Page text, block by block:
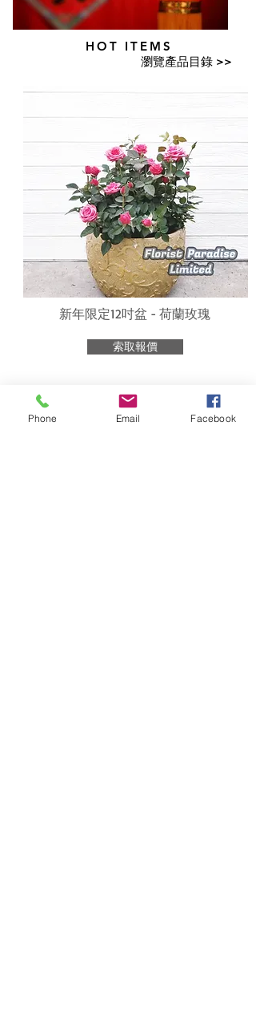
HOT ITEMS
​瀏覽產品目錄 >>
新年限定12吋盆 - 荷蘭玫瑰
索取報價
Phone Email Facebook